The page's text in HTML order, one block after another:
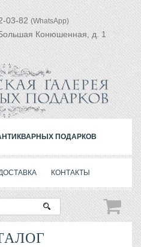
03-82 (WhatsApp)
Большая Конюшенная, д. 1
ПОДАРКОВ
КОНТАКТЫ